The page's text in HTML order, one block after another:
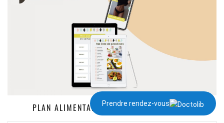
Prendre rendez-vous
PLAN ALIMENTAIRE DE 1300 À 2000 KCAL